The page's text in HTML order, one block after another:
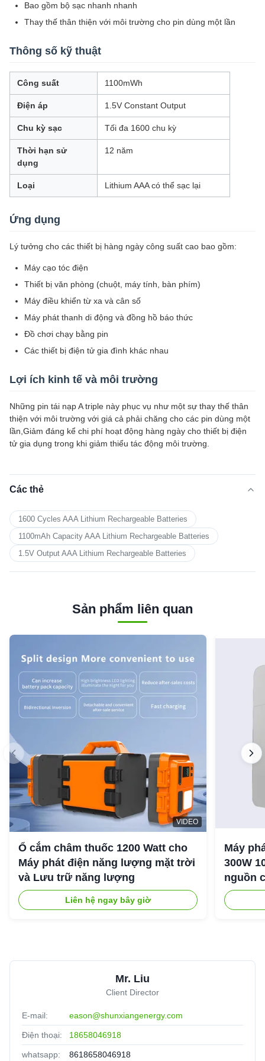
Bao gồm bộ sạc nhanh nhanh
Thay thế thân thiện với môi trường cho pin dùng một lần
Thông số kỹ thuật
Công suất 1100mWh
Điện áp 1.5V Constant Output
Chu kỳ sạc Tối đa 1600 chu kỳ
Thời hạn sử
dụng
12 năm
Loại Lithium AAA có thể sạc lại
Ứng dụng
Lý tưởng cho các thiết bị hàng ngày công suất cao bao gồm:
Máy cạo tóc điện
Thiết bị văn phòng (chuột, máy tính, bàn phím)
Máy điều khiển từ xa và cân số
Máy phát thanh di động và đồng hồ báo thức
Đồ chơi chạy bằng pin
Các thiết bị điện tử gia đình khác nhau
Lợi ích kinh tế và môi trường
Những pin tái nạp A triple này phục vụ như một sự thay thế thân
thiện với môi trường với giá cả phải chăng cho các pin dùng một
lần,Giảm đáng kể chi phí hoạt động hàng ngày cho thiết bị điện
tử gia dụng trong khi giảm thiểu tác động môi trường.
Các thẻ
1600 Cycles AAA Lithium Rechargeable Batteries
1100mAh Capacity AAA Lithium Rechargeable Batteries
1.5V Output AAA Lithium Rechargeable Batteries
Sản phẩm liên quan
VIDEO
Ổ cắm châm thuốc 1200 Watt cho
Máy phát điện năng lượng mặt trời
và Lưu trữ năng lượng
Liên hệ ngay bây giờ
Máy
300W
nguồn
ngoài
Mr. Liu
Client Director
E-mail: eason@shunxiangenergy.com
Điện thoại: 18658046918
whatsapp: 8618658046918